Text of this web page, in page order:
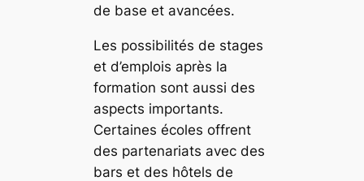
de base et avancées.
Les possibilités de stages
et d’emplois après la
formation sont aussi des
aspects importants.
Certaines écoles offrent
des partenariats avec des
bars et des hôtels de